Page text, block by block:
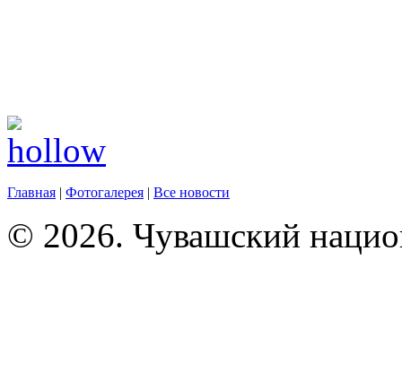
Главная | Фотогалерея | Все новости
© 2026. Чувашский